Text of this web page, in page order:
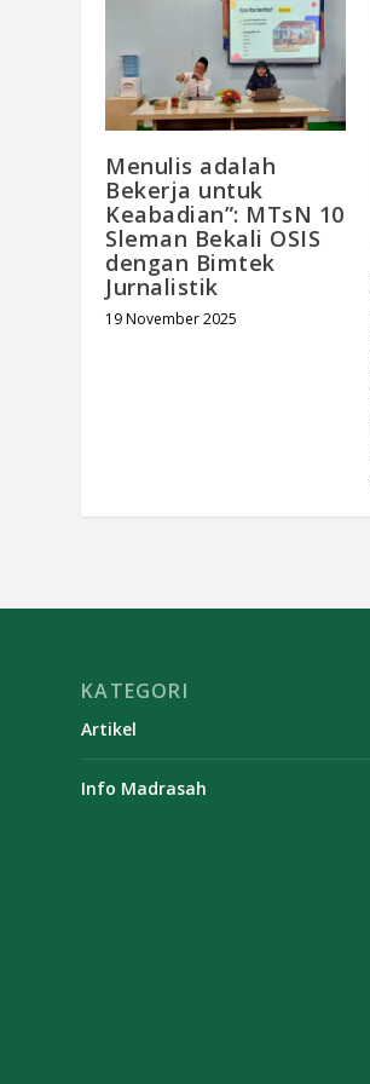
Menulis adalah
Bekerja untuk
Keabadian”: MTsN 10
Sleman Bekali OSIS
dengan Bimtek
Jurnalistik
19 November 2025
KATEGORI
Artikel
Info Madrasah